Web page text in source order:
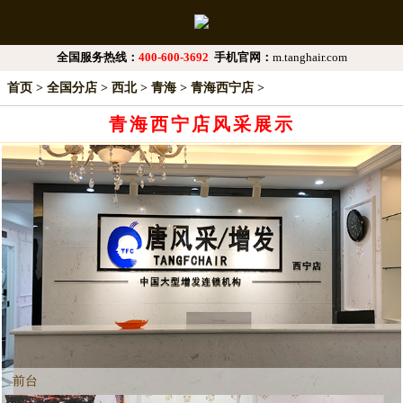
全国服务热线： 400-600-3692 手机官网： m.tanghair.com
首页 > 全国分店 > 西北> 青海 > 青海西宁店 >
青海西宁店风采展示
前台